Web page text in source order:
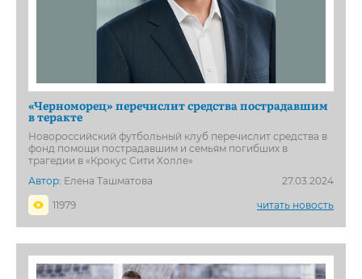
«Черноморец» перечислит средства пострадавшим
в теракте
Новороссийский футбольный клуб перечислит средства в
фонд помощи пострадавшим и семьям погибших в
трагедии в «Крокус Сити Холле»
Автор: Елена Ташматова
27.03.2024
11979
читать новость